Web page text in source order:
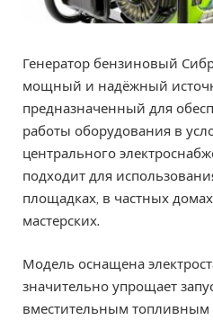
Генератор бензиновый
мощный и надёжный
предназначенный для
работы оборудования в
центрального
подходит для
площадках, в частных
мастерских.
Модель оснащена
значительно упрощает
вместительным